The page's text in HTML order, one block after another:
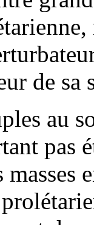
de sa
au
pas